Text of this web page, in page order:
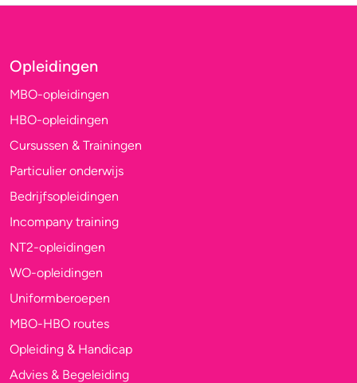
Opleidingen
MBO-opleidingen
HBO-opleidingen
Cursussen & Trainingen
Particulier onderwijs
Bedrijfsopleidingen
Incompany training
NT2-opleidingen
WO-opleidingen
Uniformberoepen
MBO-HBO routes
Opleiding & Handicap
Advies & Begeleiding